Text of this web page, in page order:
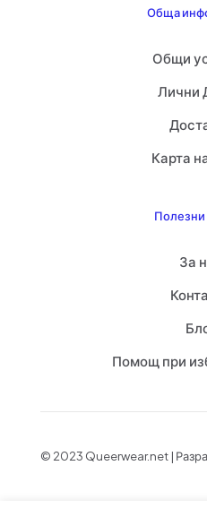
Обща
Общи
Лични
Карта
Полезни
За
Помощ при
© 2023 Queerwear.net |